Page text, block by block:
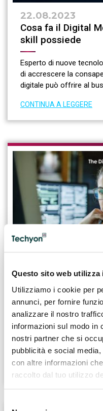
Questo sito web utilizza
Utilizziamo i cookie per
annunci, per fornire
analizzare il nostro
informazioni sul modo in
nostri partner che si
pubblicità e social
con altre informazioni
raccolto dal tuo utilizzo
22.08.2023
Cosa fa il Digital
skill possiede
Esperto di nuove
di accrescere la
digitale può offrire al
CONTINUA A LEGGERE
10.08.2023
Chi è il System
in azienda
Il System Analyst si
informativi aziendali al
Quali sono le sue
CONTINUA A LEGGERE